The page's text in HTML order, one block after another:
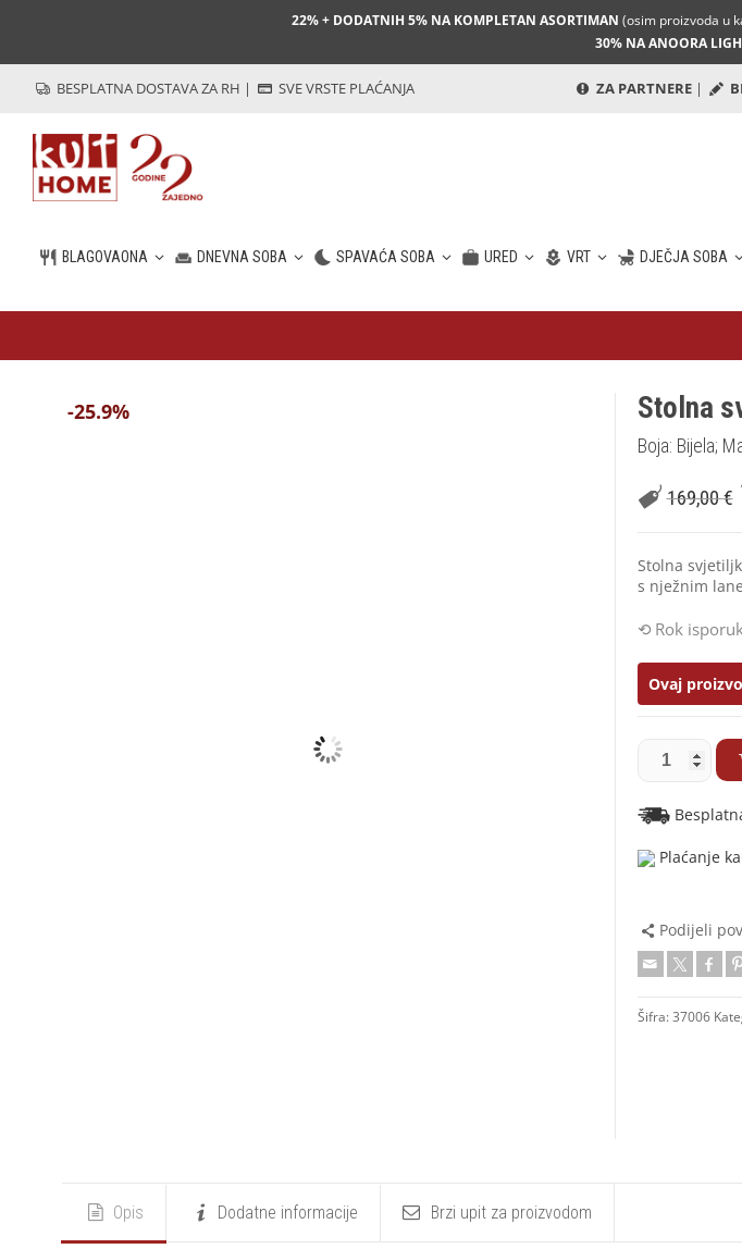
22% + DODATNIH 5% NA KOMPLETAN ASORTIMAN (osim proizvoda u
30% NA ANOORA
BESPLATNA DOSTAVA ZA RH | SVE VRSTE PLAĆANJA ZA PARTNERE |
BLAGOVAONA DNEVNA SOBA SPAVAĆA SOBA URED VRT DJEČJA SOBA
HR
-25.9% Stolna
Boja: Bijela;
169,00€
Stolna
s nježnim
Rok
Ovaj
Plaćanje
Podijeli
Šifra:37006
Opis Dodatne informacije Brzi upit za proizvodom